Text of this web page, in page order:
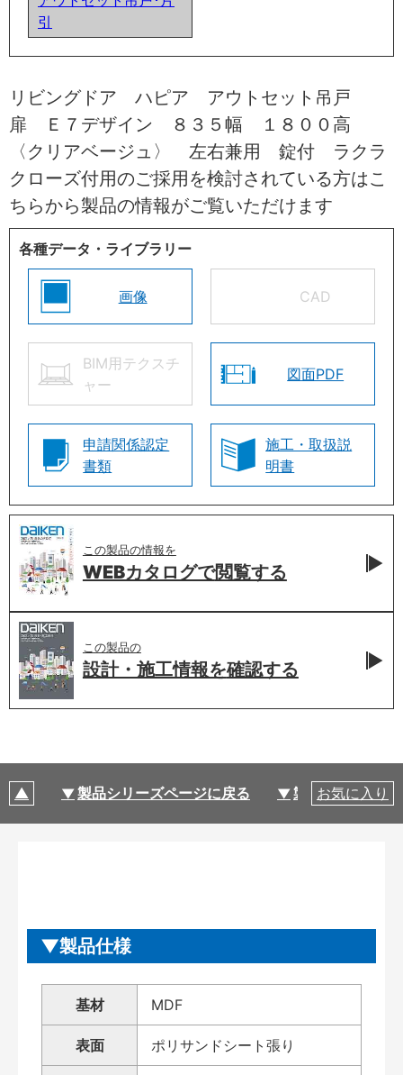
引
リビングドア ハピア アウトセット吊戸
扉 Ｅ７デザイン ８３５幅 １８００高
〈クリアベージュ〉 左右兼用 錠付 ラクラ
クローズ付用のご採用を検討されている方はこ
ちらから製品の情報がご覧いただけます
各種データ・ライブラリー
画像 CAD
BIM用テクスチ
ャー
図面PDF
申請関係認定
書類
施工・取扱説
明書
この製品の情報を
WEBカタログで閲覧する
この製品の
設計・施工情報を確認する
製品シリーズページに戻る 製品仕様
お気に入り
製品仕様
基材 MDF
表面 ポリサンドシート張り